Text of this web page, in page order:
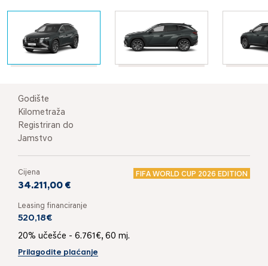
Godište
Kilometraža
Registriran do
Jamstvo
Cijena FIFA WORLD CUP 2026 EDITION
34.211,00 €
Leasing financiranje
520,18€
20% učešće - 6.761€, 60 mj.
Prilagodite plaćanje